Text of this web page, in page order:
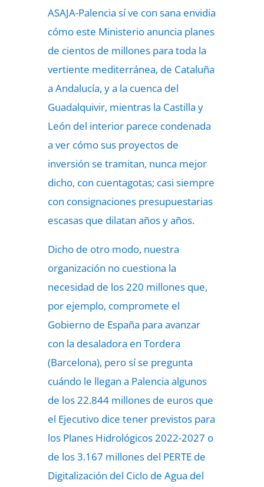
ASAJA-Palencia sí ve con sana envidia
cómo este Ministerio anuncia planes
de cientos de millones para toda la
vertiente mediterránea, de Cataluña
a Andalucía, y a la cuenca del
Guadalquivir, mientras la Castilla y
León del interior parece condenada
a ver cómo sus proyectos de
inversión se tramitan, nunca mejor
dicho, con cuentagotas; casi siempre
con consignaciones presupuestarias
escasas que dilatan años y años.
Dicho de otro modo, nuestra
organización no cuestiona la
necesidad de los 220 millones que,
por ejemplo, compromete el
Gobierno de España para avanzar
con la desaladora en Tordera
(Barcelona), pero sí se pregunta
cuándo le llegan a Palencia algunos
de los 22.844 millones de euros que
el Ejecutivo dice tener previstos para
los Planes Hidrológicos 2022-2027 o
de los 3.167 millones del PERTE de
Digitalización del Ciclo de Agua del